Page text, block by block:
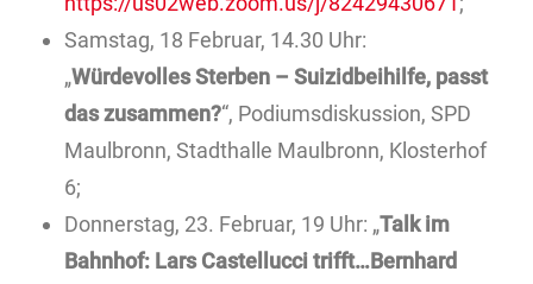
Samstag, 18 Februar, 14.30 Uhr:
„Würdevolles Sterben – Suizidbeihilfe, passt
das zusammen?“, Podiumsdiskussion, SPD
Maulbronn, Stadthalle Maulbronn, Klosterhof
6;
Donnerstag, 23. Februar, 19 Uhr: „Talk im
Bahnhof: Lars Castellucci trifft…Bernhard